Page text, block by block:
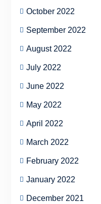
October 2022
September 2022
August 2022
July 2022
June 2022
May 2022
April 2022
March 2022
February 2022
January 2022
December 2021